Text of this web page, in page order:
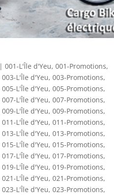
| 001-L'Île d'Yeu, 001-Promotions,
003-L'Île d'Yeu, 003-Promotions,
005-L'Île d'Yeu, 005-Promotions,
007-L'Île d'Yeu, 007-Promotions,
009-L'Île d'Yeu, 009-Promotions,
011-L'Île d'Yeu, 011-Promotions,
013-L'Île d'Yeu, 013-Promotions,
015-L'Île d'Yeu, 015-Promotions,
017-L'Île d'Yeu, 017-Promotions,
019-L'Île d'Yeu, 019-Promotions,
021-L'Île d'Yeu, 021-Promotions,
023-L'Île d'Yeu, 023-Promotions,